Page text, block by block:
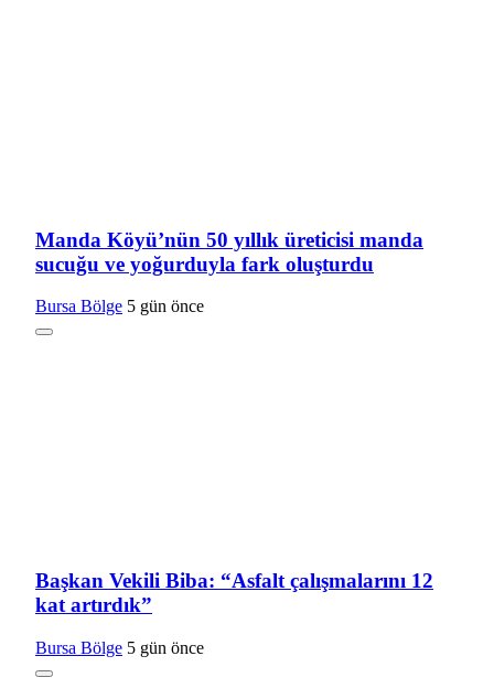
Manda Köyü’nün 50 yıllık üreticisi manda
sucuğu ve yoğurduyla fark oluşturdu
Bursa Bölge 5 gün önce
Başkan Vekili Biba: “Asfalt çalışmalarını 12
kat artırdık”
Bursa Bölge 5 gün önce